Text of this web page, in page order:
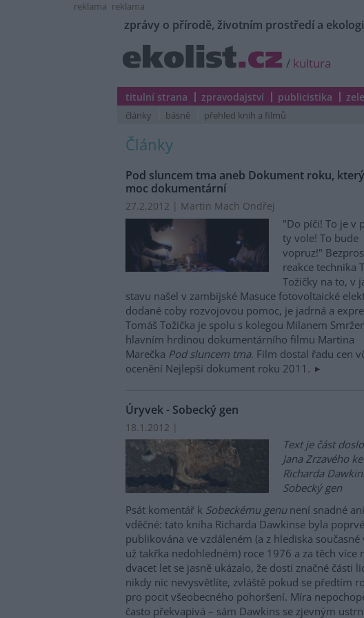
reklama reklama
zprávy o přírodě, životním prostředí a
/ kultura
titulní strana zpravodajství publicistika
články básně přehled knih a filmů
Články
Pod sluncem tma aneb Dokument roku,
moc dokumentární
27.2.2012 | Martin Mach Ondřej
"Do píči! To je v
ty vole! To bude
vopruz!"
reakce technika
Tožičky na to, v
stavu našel v zambijské Masuce fotovoltaické
dodané coby rozvojovou pomoc, je jadrná a
Tomáš Tožička je spolu s kolegou Milanem
hlavním hrdinou dokumentárního filmu Martina
Marečka Pod sluncem tma. Film dostal řadu cen
ocenění Nejlepší dokument roku 2011.
Úryvek - Sobecký gen
18.1.2012 |
Text je část
Jana Zrzavého
Richarda
Sobecký gen
Psát komentář k Sobeckému genunení snadné ani
vděčné: tato kniha Richarda Dawkinse byla poprvé
publikována ve vzdáleném (a z hlediska současné
už takřka nedohledném) roce 1976 a za těch více
dvacet let se jasně ukázalo, že dosti značné části
nikdy nic nevysvětlíte, zvláště pokud se předtím
pro pocit všeobecného pohoršení. Míra
často překvapivá – sám Dawkins se zjevným